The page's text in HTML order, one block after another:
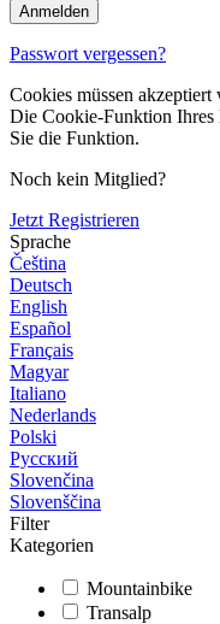
Passwort vergessen?
Cookies müssen akzeptiert
Die Cookie-Funktion Ihres
Sie die Funktion.
Noch kein Mitglied?
Jetzt Registrieren
Sprache
Čeština
Deutsch
English
Español
Français
Magyar
Italiano
Nederlands
Polski
Русский
Slovenčina
Slovenščina
Filter
Kategorien
Mountainbike
Transalp